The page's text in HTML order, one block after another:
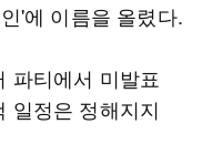
'에 이름을 올렸다.
파티에서 미발표
일정은 정해지지